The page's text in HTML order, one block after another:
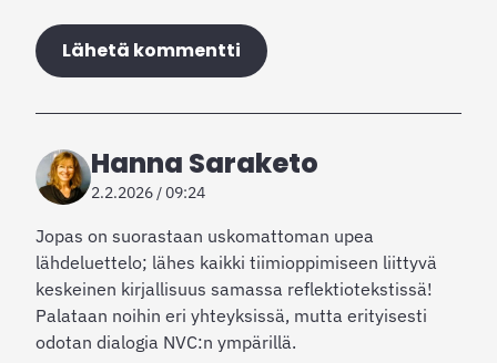
Hanna Saraketo
2.2.2026 / 09:24
Jopas on suorastaan uskomattoman upea
lähdeluettelo; lähes kaikki tiimioppimiseen liittyvä
keskeinen kirjallisuus samassa reflektiotekstissä!
Palataan noihin eri yhteyksissä, mutta erityisesti
odotan dialogia NVC:n ympärillä.